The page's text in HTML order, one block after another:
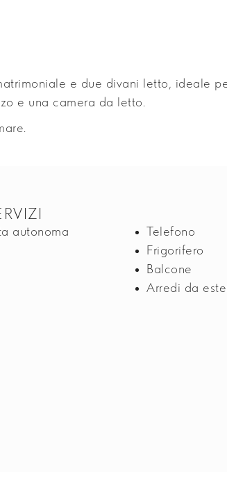
e due divani letto, ideale
e una camera da letto.
autonoma
Telefono
Frigorifero
Balcone
Arredi da